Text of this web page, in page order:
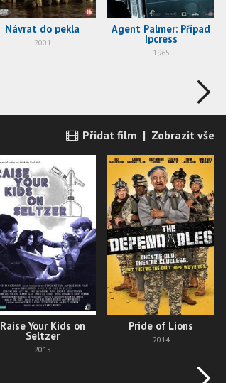
Návrat do pekla
2001
Agent Palmer: Případ
Ipcress
1965
Přidat film | Zobrazit vše
Raise Your Kids on
Seltzer
2015
Pride of Lions
2014